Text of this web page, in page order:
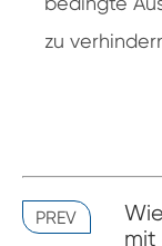
zu
PREV
mit